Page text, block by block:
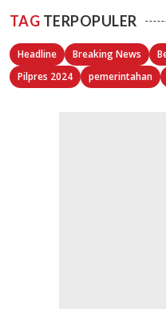
TAG TERPOPULER
Headline Breaking News
Pilpres 2024
pemerintahan